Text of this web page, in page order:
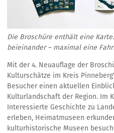
Die Broschüre enthält eine
beieinander – maximal eine
Mit der 4. Neuauflage der
Kulturschätze im Kreis
Besucher einen aktuellen
Kulturlandschaft der Region. Im
Interessierte Geschichte zu
erleben, Heimatmuseen
kulturhistorische Museen